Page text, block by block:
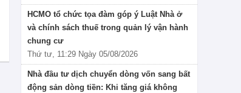
HCMO tổ chức tọa đàm góp ý Luật Nhà ở
và chính sách thuế trong quản lý vận hành
chung cư
Thứ tư, 11:29 Ngày 05/08/2026
Nhà đầu tư dịch chuyển dòng vốn sang bất
động sản dòng tiền: Khi tăng giá không